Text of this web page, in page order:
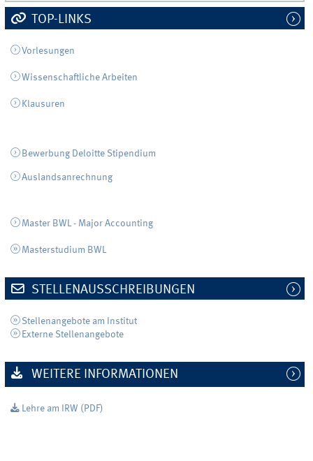
TOP-LINKS
Vorlesungen
Wissenschaftliche Arbeiten
Klausuren
Bewerbung Deloitte Stipendium
Auslandsanrechnung
Master BWL - Major Accounting
Masterstudium BWL
STELLENAUSSCHREIBUNGEN
Stellenangebote am Institut
Externe Stellenangebote
WEITERE INFORMATIONEN
Lehre am IRW (PDF)